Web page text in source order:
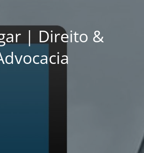
| Direito &